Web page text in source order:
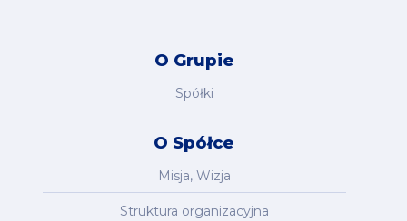
O Grupie
Spółki
O Spółce
Misja, Wizja
Struktura organizacyjna